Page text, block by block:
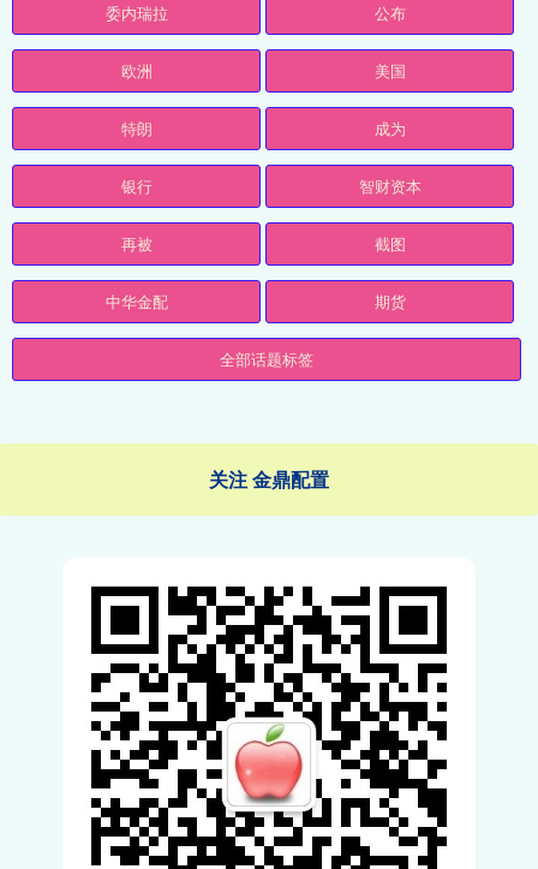
委内瑞拉 公布
欧洲 美国
特朗 成为
银行 智财资本
再被 截图
中华金配 期货
全部话题标签
关注 金鼎配置